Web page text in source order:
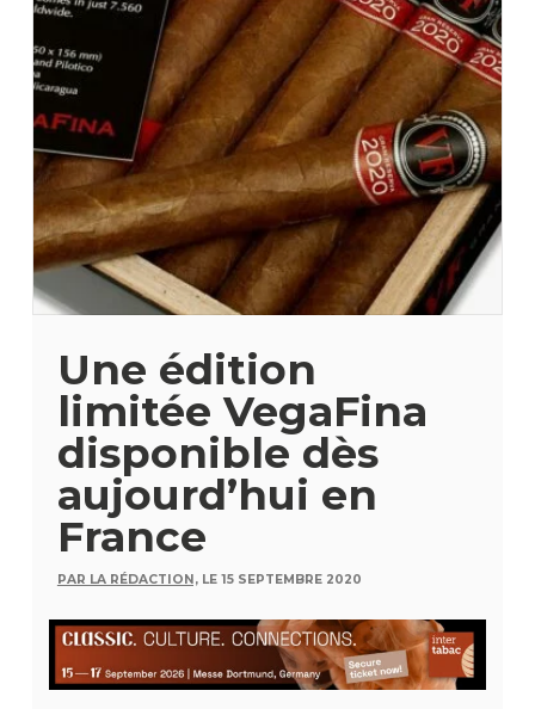
Une édition
limitée VegaFina
disponible dès
aujourd’hui en
France
PAR LA RÉDACTION, LE 15 SEPTEMBRE 2020